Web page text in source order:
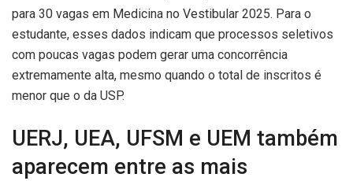
para 30 vagas em Medicina no Vestibular 2025. Para o
estudante, esses dados indicam que processos seletivos
com poucas vagas podem gerar uma concorrência
extremamente alta, mesmo quando o total de inscritos é
menor que o da USP.
UERJ, UEA, UFSM e UEM também
aparecem entre as mais